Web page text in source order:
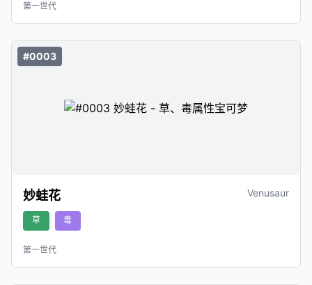
第一世代
#0003
妙蛙花 Venusaur
草 毒
第一世代